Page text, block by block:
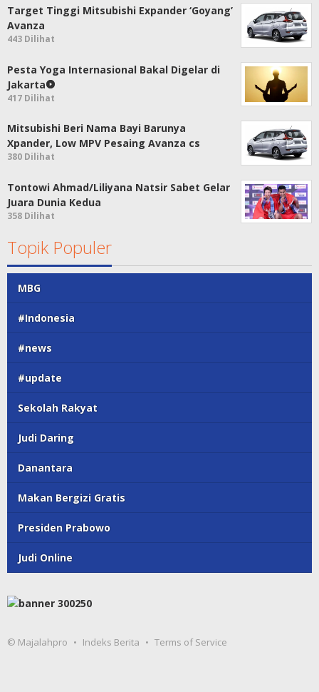
Target Tinggi Mitsubishi Expander ‘Goyang’
Avanza
443 Dilihat
Pesta Yoga Internasional Bakal Digelar di
Jakarta
417 Dilihat
Mitsubishi Beri Nama Bayi Barunya
Xpander, Low MPV Pesaing Avanza cs
380 Dilihat
Tontowi Ahmad/Liliyana Natsir Sabet Gelar
Juara Dunia Kedua
358 Dilihat
Topik Populer
MBG
#Indonesia
#news
#update
Sekolah Rakyat
Judi Daring
Danantara
Makan Bergizi Gratis
Presiden Prabowo
Judi Online
© Majalahpro Indeks Berita Terms of Service